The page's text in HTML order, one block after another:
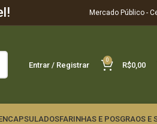
Mercado Público -
Entrar / Registrar
0
R$0,00
FARINHAS E POSGRAOS E